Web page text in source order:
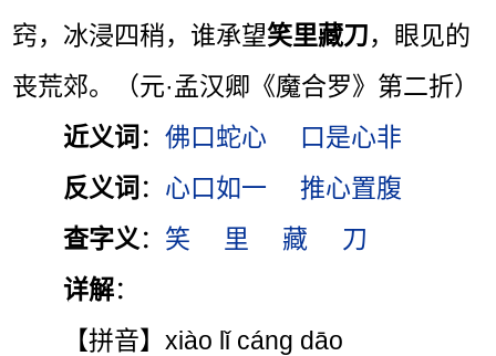
窍，冰浸四稍，谁承望笑里藏刀，眼见的
丧荒郊。（元·孟汉卿《魔合罗》第二折）
近义词 ：佛口蛇心
口是心非
反义词 ： 心口如一
推心置腹
查字义 ： 笑 里 藏
刀
详解：
【拼音】xiào lǐ cáng dāo